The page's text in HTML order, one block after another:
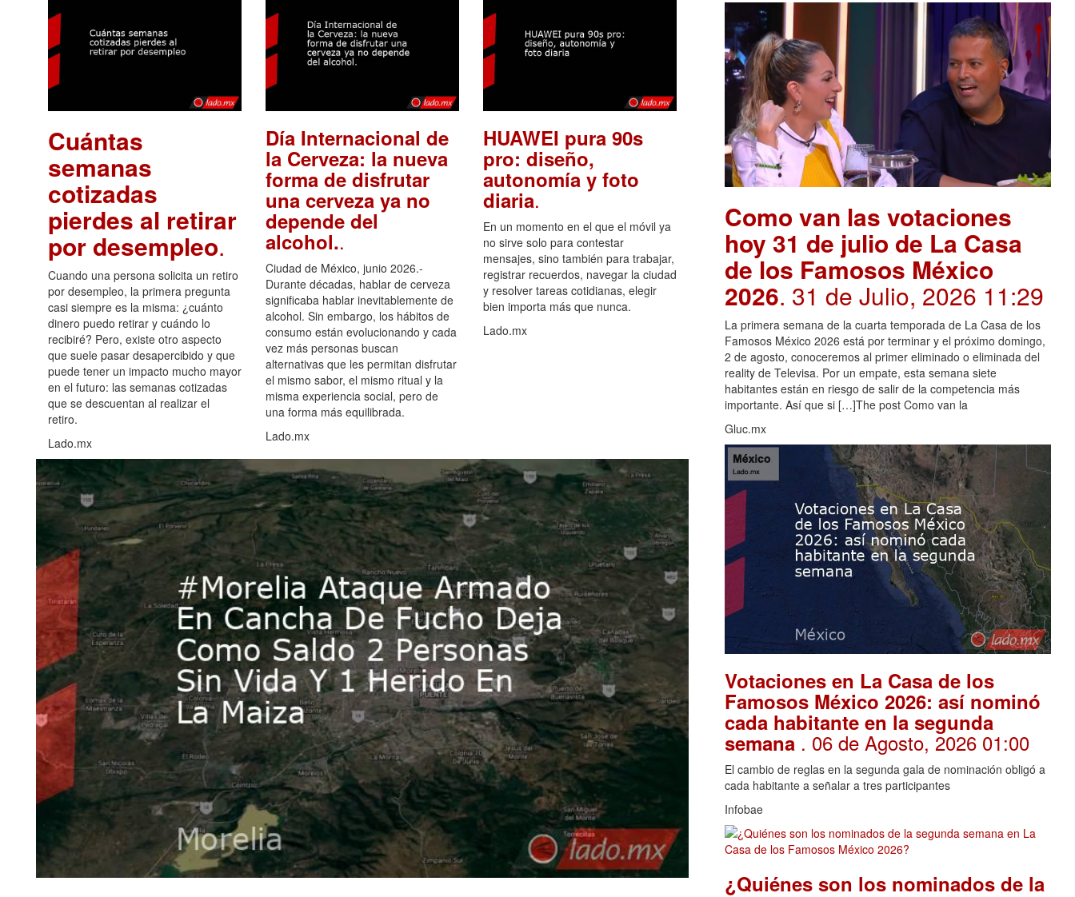
Cuántas
semanas
cotizadas
pierdes al retirar
por desempleo.
Cuando una persona solicita un retiro
por desempleo, la primera pregunta
casi siempre es la misma: ¿cuánto
dinero puedo retirar y cuándo lo
recibiré? Pero, existe otro aspecto
que suele pasar desapercibido y que
puede tener un impacto mucho mayor
en el futuro: las semanas cotizadas
que se descuentan al realizar el
retiro.
Lado.mx
Día Internacional de
la Cerveza: la nueva
forma de disfrutar
una cerveza ya no
depende del
alcohol..
Ciudad de México, junio 2026.-
Durante décadas, hablar de cerveza
significaba hablar inevitablemente de
alcohol. Sin embargo, los hábitos de
consumo están evolucionando y cada
vez más personas buscan
alternativas que les permitan disfrutar
el mismo sabor, el mismo ritual y la
misma experiencia social, pero de
una forma más equilibrada.
Lado.mx
HUAWEI pura 90s
pro: diseño,
autonomía y foto
diaria.
En un momento en el que el móvil ya
no sirve solo para contestar
mensajes, sino también para trabajar,
registrar recuerdos, navegar la ciudad
y resolver tareas cotidianas, elegir
bien importa más que nunca.
Lado.mx
Como van las votaciones
hoy 31 de julio de La Casa
de los Famosos México
2026. 31 de Julio, 2026 11:29
La primera semana de la cuarta temporada de La Casa de los
Famosos México 2026 está por terminar y el próximo domingo,
2 de agosto, conoceremos al primer eliminado o eliminada del
reality de Televisa. Por un empate, esta semana siete
habitantes están en riesgo de salir de la competencia más
importante. Así que si […]The post Como van la
Gluc.mx
Votaciones en La Casa de los
Famosos México 2026: así nominó
cada habitante en la segunda
semana . 06 de Agosto, 2026 01:00
El cambio de reglas en la segunda gala de nominación obligó a
cada habitante a señalar a tres participantes
Infobae
¿Quiénes son los nominados de la